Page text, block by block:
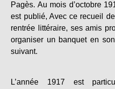
Pagès. Au mois d’octobre
est publié, Avec ce recueil
rentrée littéraire, ses amis
organiser un banquet en
suivant.
L’année 1917 est